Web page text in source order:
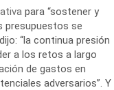
para “sostener y
presupuestos se
“la continua presión
a los retos a largo
de gastos en
adversarios”. Y